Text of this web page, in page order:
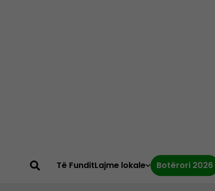
Të FunditLajme lokale Botërori 2026